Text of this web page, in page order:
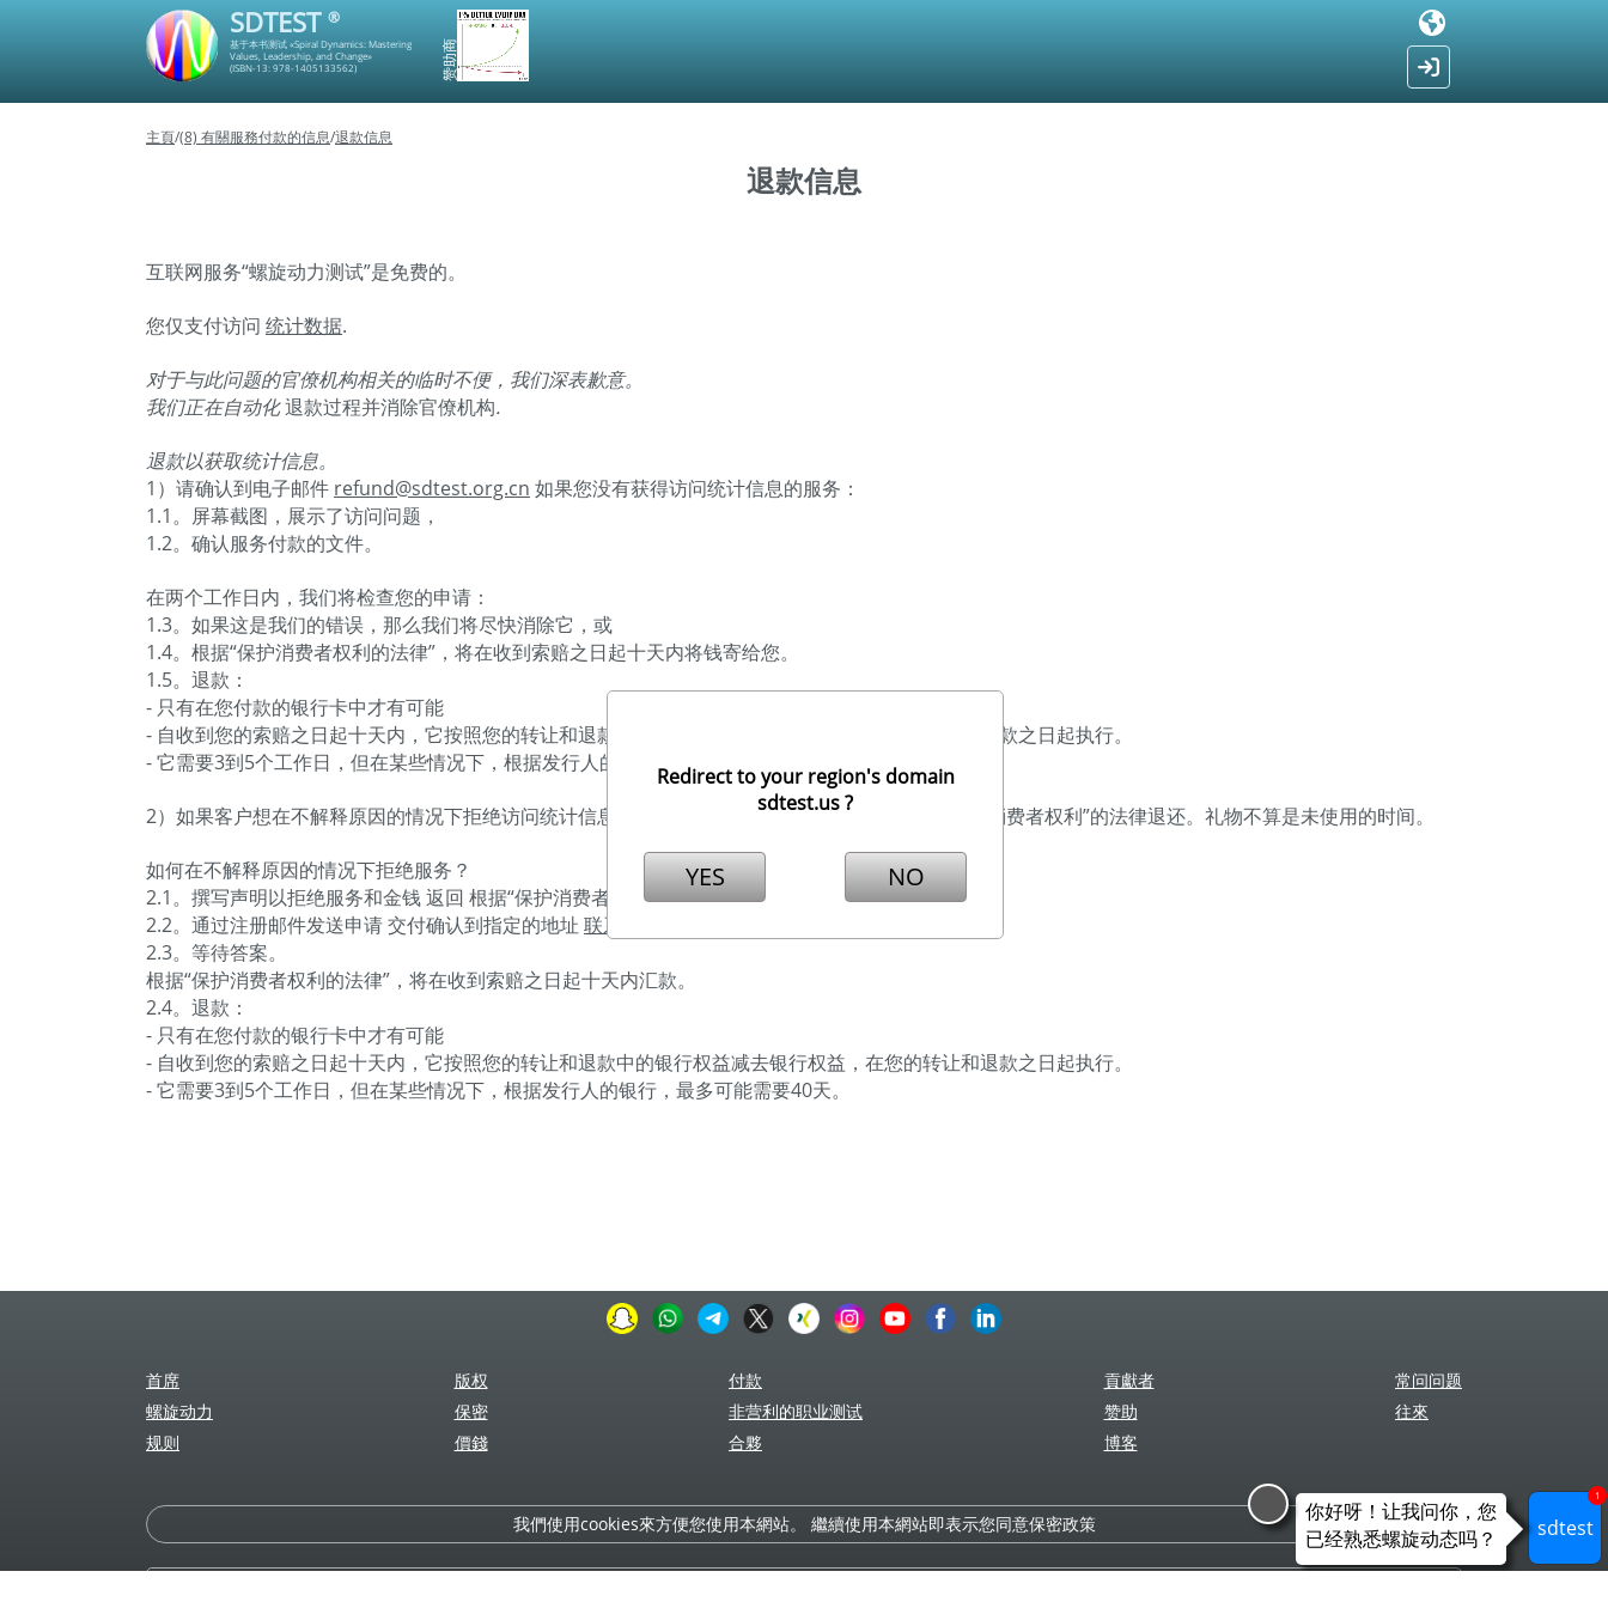
SDTEST ®
基于本书测试 «Spiral Dynamics: Mastering
Values, Leadership, and Change»
(ISBN-13: 978-1405133562)
赞助商
主頁/(8) 有關服務付款的信息/退款信息
退款信息
互联网服务“螺旋动力测试”是免费的。
您仅支付访问 统计数据.
对于与此问题的官僚机构相关的临时不便，我们深表歉意。
我们正在自动化退款过程并消除官僚机构.
退款以获取统计信息。
1）请确认到电子邮件 refund@sdtest.org.cn 如果您没有获得访问统计信息的服务：
1.1。屏幕截图，展示了访问问题，
1.2。确认服务付款的文件。
在两个工作日内，我们将检查您的申请：
1.3。如果这是我们的错误，那么我们将尽快消除它，或
1.4。根据“保护消费者权利的法律”，将在收到索赔之日起十天内将钱寄给您。
1.5。退款：
- 只有在您付款的银行卡中才有可能
- 自收到您的索赔之日起十天内，它按照您的转让和退款中的银行权益减去银行权益，在您的转让和退款之日起执行。
- 它需要3到5个工作日，但在某些情况下，根据发行人的银行，最多可能需要40天。
2）如果客户想在不解释原因的情况下拒绝访问统计信息，则根据未使用时间比例地将资金根据“保护消费者权利”的法律退还。礼物不算是未使用的时间。
如何在不解释原因的情况下拒绝服务？
2.1。撰写声明以拒绝服务和金钱返回 根据“保护消费者权利的法律”。
2.2。通过注册邮件发送申请交付确认到指定的地址 联系人
2.3。等待答案。
根据“保护消费者权利的法律”，将在收到索赔之日起十天内汇款。
2.4。退款：
- 只有在您付款的银行卡中才有可能
- 自收到您的索赔之日起十天内，它按照您的转让和退款中的银行权益减去银行权益，在您的转让和退款之日起执行。
- 它需要3到5个工作日，但在某些情况下，根据发行人的银行，最多可能需要40天。
首席
螺旋动力
规则
版权
保密
價錢
付款
非营利的职业测试
合夥
貢獻者
赞助
博客
常问问题
往來
我們使用cookies來方便您使用本網站。 繼續使用本網站即表示您同意保密政策
Redirect to your region's domain
sdtest.us ?
YES NO
sdtest
1
你好呀！让我问你，您
已经熟悉螺旋动态吗？